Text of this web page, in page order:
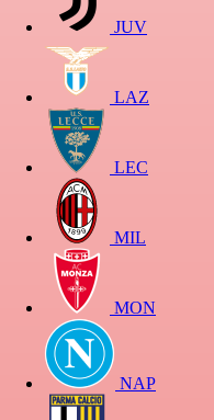
JUV
LAZ
LEC
MIL
MON
NAP